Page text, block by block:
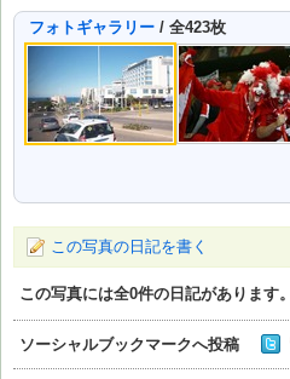
フォトギャラリー / 全423枚
この写真の日記を書く
この写真には全0件の日記があります。
ソーシャルブックマークへ投稿